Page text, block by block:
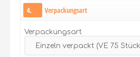
4. Verpackungsart
Verpackungsart